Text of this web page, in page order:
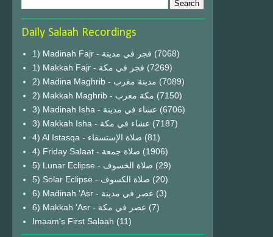
Daily Salaah Recordings
1) Madinah Fajr - فجر في مدينة (7068)
1) Makkah Fajr - فجر في مكة (7269)
2) Madina Maghrib - مدينة مغرب (7089)
2) Makkah Maghrib - مكة مغرب (7150)
3) Madinah Isha - عشاء في مدينة (6706)
3) Makkah Isha - عشاء في مكة (7187)
4) Al Istasqa - صلاة الإستسقاء (81)
4) Friday Salaat - صلاة جمعة (1906)
5) Lunar Eclipse - صلاة الخسوف (29)
(20)
6) Madinah 'Asr - عصر في مدينة (3)
6) Makkah 'Asr - عصر في مكة (7)
Imaam's First Salaah (11)